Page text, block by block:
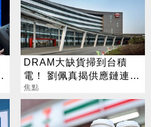
DRAM大缺貨掃到台積
電！ 劉佩真揭供應鏈連鎖
效應
焦點